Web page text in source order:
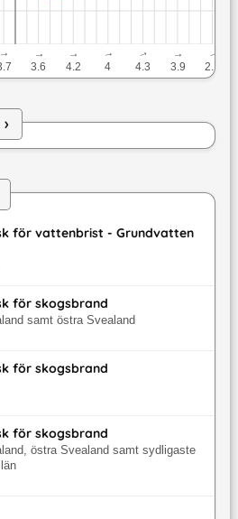
↓ ↓
3.6
↓
4.2
↓
4
↓
4.3
↓
3.9
↓
2.1
›
för vattenbrist - Grundvatten
för skogsbrand
samt östra Svealand
för skogsbrand
för skogsbrand
östra Svealand samt sydligaste